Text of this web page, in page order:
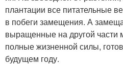
плантации все питательные
в побеги замещения. А
выращенные на другой части
полные жизненной силы,
будущем году.